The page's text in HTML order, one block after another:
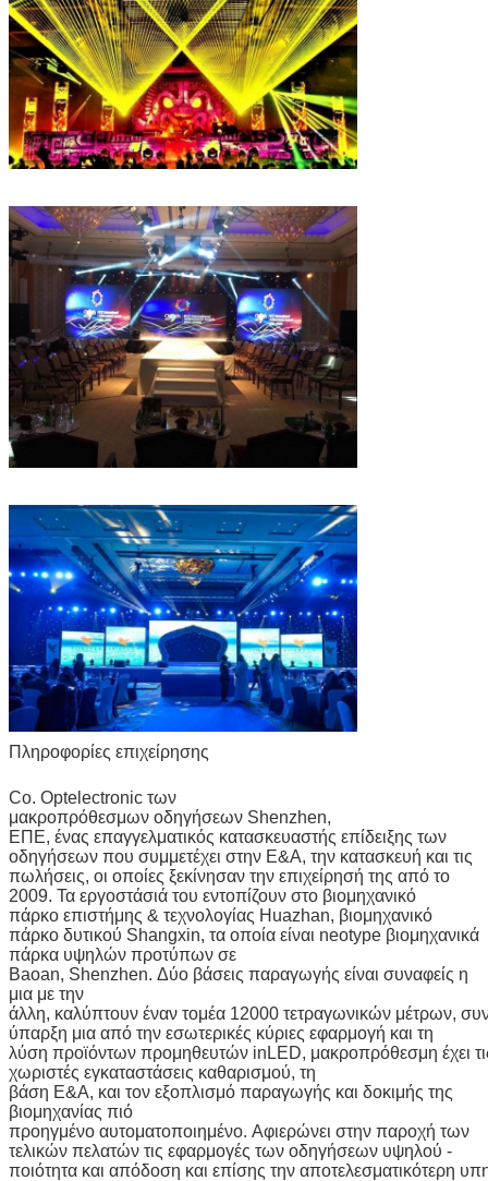
Πληροφορίες επιχείρησης
Co. Optelectronic των
μακροπρόθεσμων οδηγήσεων Shenzhen,
ΕΠΕ, ένας επαγγελματικός κατασκευαστής επίδειξης των
οδηγήσεων που συμμετέχει στην Ε&Α, την κατασκευή και τις
πωλήσεις, οι οποίες ξεκίνησαν την επιχείρησή της από το
2009. Τα εργοστάσιά του εντοπίζουν στο βιομηχανικό
πάρκο επιστήμης & τεχνολογίας Huazhan, βιομηχανικό
πάρκο δυτικού Shangxin, τα οποία είναι neotype βιομηχανικά
πάρκα υψηλών προτύπων σε
Baoan, Shenzhen. Δύο βάσεις παραγωγής είναι συναφείς η
μια με την
άλλη, καλύπτουν έναν τομέα 12000 τετραγωνικών μέτρων,
ύπαρξη μια από την εσωτερικές κύριες εφαρμογή και τη
λύση προϊόντων προμηθευτών inLED, μακροπρόθεσμη έχει
χωριστές εγκαταστάσεις καθαρισμού, τη
βάση Ε&Α, και τον εξοπλισμό παραγωγής και δοκιμής της
βιομηχανίας πιό
προηγμένο αυτοματοποιημένο. Αφιερώνει στην παροχή των
τελικών πελατών τις εφαρμογές των οδηγήσεων υψηλού -
ποιότητα και απόδοση και επίσης την αποτελεσματικότερη